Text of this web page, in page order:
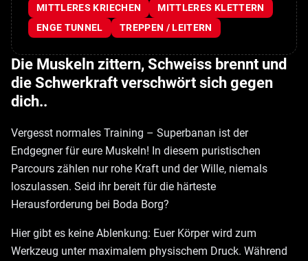
MITTLERES KRIECHEN
MITTLERES KLETTERN
ENGE TUNNEL
TREPPEN / LEITERN
Die Muskeln zittern, Schweiss brennt und
die Schwerkraft verschwört sich gegen
dich..
Vergesst normales Training – Superbanan ist der
Endgegner für eure Muskeln! In diesem puristischen
Parcours zählen nur rohe Kraft und der Wille, niemals
loszulassen. Seid ihr bereit für die härteste
Herausforderung bei Boda Borg?
Hier gibt es keine Ablenkung: Euer Körper wird zum
Werkzeug unter maximalem physischem Druck. Während